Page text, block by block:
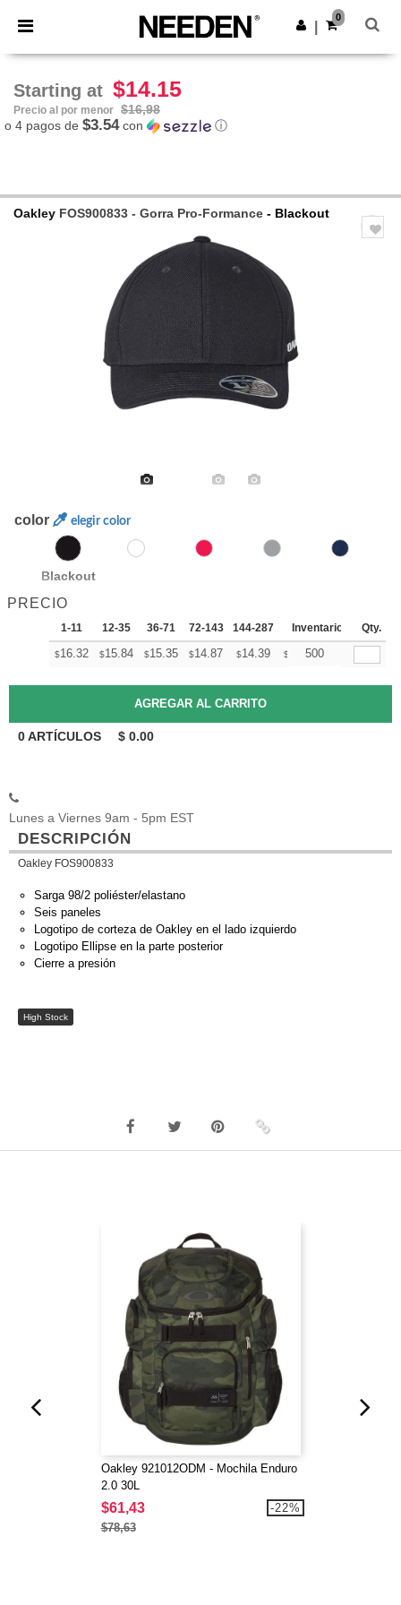
× App de Needen
¡Mejores precios en app!
Descargar app
0
Starting at $14.15
Precio al por menor $16,98
o 4 pagos de $3.54con ⓘ
Oakley FOS900833 - Gorra Pro-Formance - Blackout
color elegir color
Blackout
PRECIO
1-11 12-35 36-71 72-143 144-287 288 + Mas
Inventario Qty.
$16.32 $15.84 $15.35 $14.87 $14.39 $ 14.15
500
0ARTÍCULOS $ 0.00
Lunes a Viernes 9am - 5pm EST
DESCRIPCIÓN
Oakley FOS900833
Sarga 98/2 poliéster/elastano
Seis paneles
Logotipo de corteza de Oakley en el lado izquierdo
Logotipo Ellipse en la parte posterior
Cierre a presión
High Stock
Oakley 921012ODM - Mochila Enduro
2.0 30L
$61,43
$78,63
-22%